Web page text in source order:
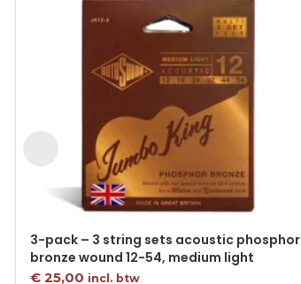
3-pack – 3 string sets acoustic phosphor
bronze wound 12-54, medium light
€ 25,00 incl. btw